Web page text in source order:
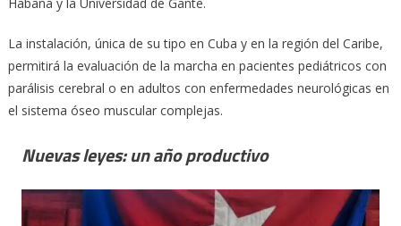
La instalación, única de su tipo en Cuba y en la región del Caribe,
permitirá la evaluación de la marcha en pacientes pediátricos con
parálisis cerebral o en adultos con enfermedades neurológicas en
el sistema óseo muscular complejas.
Nuevas leyes: un año productivo